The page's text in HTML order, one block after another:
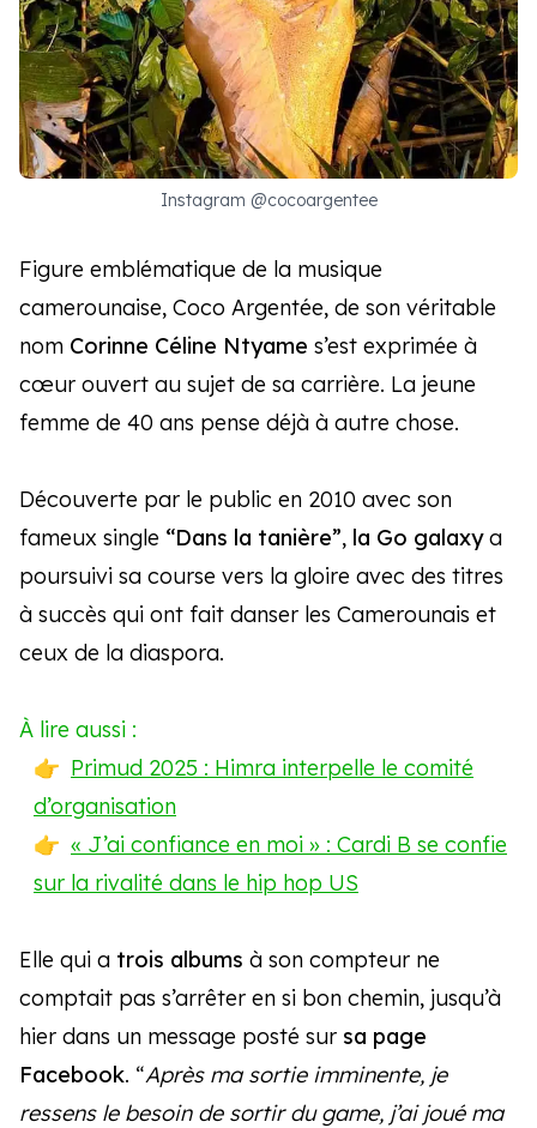
Instagram @cocoargentee
Figure emblématique de la musique
camerounaise, Coco Argentée, de son véritable
nom Corinne Céline Ntyame s’est exprimée à
cœur ouvert au sujet de sa carrière. La jeune
femme de 40 ans pense déjà à autre chose.
Découverte par le public en 2010 avec son
fameux single “Dans la tanière”, la Go galaxya
poursuivi sa course vers la gloire avec des titres
à succès qui ont fait danser les Camerounais et
ceux de la diaspora.
Elle qui a trois albums à son compteur ne
comptait pas s’arrêter en si bon chemin, jusqu’à
hier dans un message posté sur sa page
Facebook. “Après ma sortie imminente, je
ressens le besoin de sortir du game, j’ai joué ma
À lire aussi :
Primud 2025 : Himra interpelle le comité
d’organisation
« J’ai confiance en moi » : Cardi B se confie
sur la rivalité dans le hip hop US